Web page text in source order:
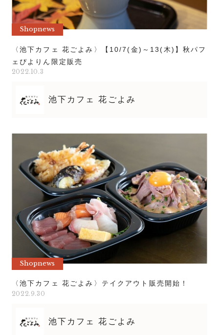
Shopnews
〈池下カフェ 花ごよみ〉【10/7(金)～13(木)】秋パフ
ェぴよりん限定販売
2022.10.3
池下カフェ 花ごよみ
Shopnews
〈池下カフェ 花ごよみ〉テイクアウト販売開始！
2022.9.30
池下カフェ 花ごよみ